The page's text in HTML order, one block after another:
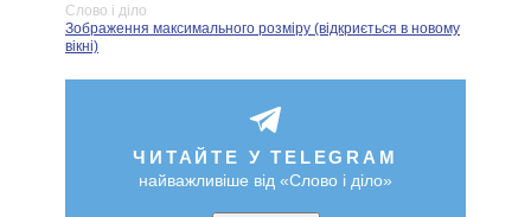
Слово і діло
Зображення максимального розміру (відкриється в новому
вікні)
ЧИТАЙТЕ У TELEGRAM
найважливіше від «Слово і діло»